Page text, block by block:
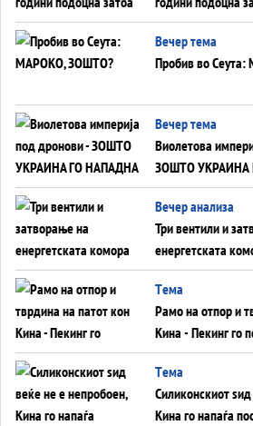
ВНУЦИ ДА ГИ
Вечер тема
Пробив во
Вечер тема
Виолетова
ЗОШТО УКРАИНА
WILDBERRIES
Вечер анализа
Три вентили и
енергетската
во Суец најавува
инфаркт?
Tема
Рамо на отпор и
Кина - Пекинг го
американска
Tема
Силиконскиот
Кина го напаѓа